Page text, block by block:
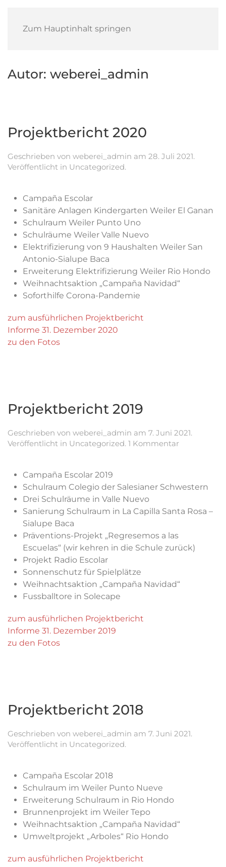
Zum Hauptinhalt springen
Autor: weberei_admin
Projektbericht 2020
Geschrieben von weberei_admin am 28. Juli 2021.
Veröffentlicht in Uncategorized.
Campaña Escolar
Sanitäre Anlagen Kindergarten Weiler El Ganan
Schulraum Weiler Punto Uno
Schulräume Weiler Valle Nuevo
Elektrifizierung von 9 Haushalten Weiler San
Antonio-Sialupe Baca
Erweiterung Elektrifizierung Weiler Rio Hondo
Weihnachtsaktion „Campaña Navidad“
Soforthilfe Corona-Pandemie
zum ausführlichen Projektbericht
Informe 31. Dezember 2020
zu den Fotos
Projektbericht 2019
Geschrieben von weberei_admin am 7. Juni 2021.
Veröffentlicht in Uncategorized. 1 Kommentarzu
Campaña Escolar 2019
Schulraum Colegio der Salesianer Schwestern
Drei Schulräume in Valle Nuevo
Sanierung Schulraum in La Capilla Santa Rosa –
Sialupe Baca
Präventions-Projekt „Regresemos a las
Escuelas“ (wir kehren in die Schule zurück)
Projekt Radio Escolar
Sonnenschutz für Spielplätze
Weihnachtsaktion „Campaña Navidad“
Fussballtore in Solecape
zum ausführlichen Projektbericht
Informe 31. Dezember 2019
zu den Fotos
Projektbericht 2018
Geschrieben von weberei_admin am 7. Juni 2021.
Veröffentlicht in Uncategorized.
Campaña Escolar 2018
Schulraum im Weiler Punto Nueve
Erweiterung Schulraum in Rio Hondo
Brunnenprojekt im Weiler Tepo
Weihnachtsaktion „Campaña Navidad“
Umweltprojekt „Arboles“ Rio Hondo
zum ausführlichen Projektbericht